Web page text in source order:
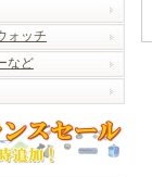
ォッチ
など